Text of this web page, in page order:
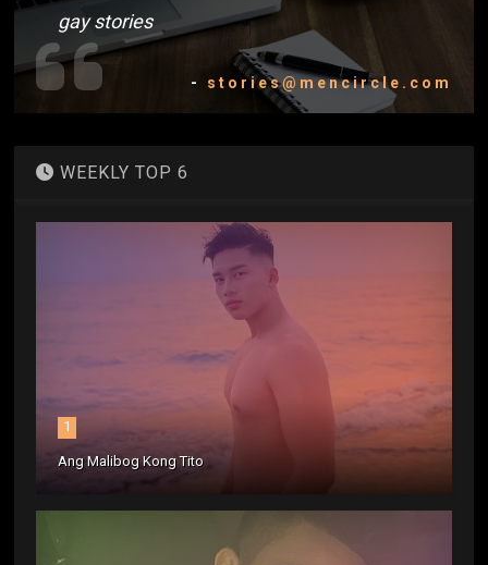
gay stories
- stories@mencircle.com
WEEKLY TOP 6
1
Ang Malibog Kong Tito